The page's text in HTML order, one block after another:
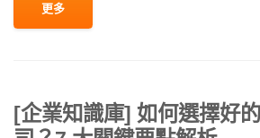
更多
[企業知識庫] 如何選擇好